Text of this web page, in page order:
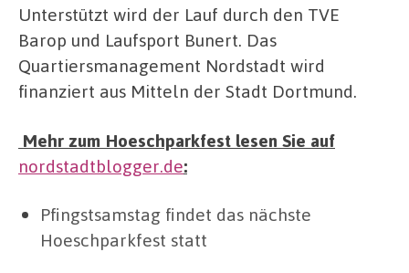
Unterstützt wird der Lauf durch den TVE
Barop und Laufsport Bunert. Das
Quartiersmanagement Nordstadt wird
finanziert aus Mitteln der Stadt Dortmund.
Mehr zum Hoeschparkfest lesen Sie auf
nordstadtblogger.de:
Pfingstsamstag findet das nächste
Hoeschparkfest statt